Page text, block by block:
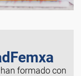
formado con